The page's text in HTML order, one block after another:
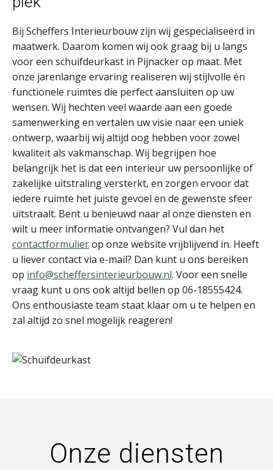
Bij Scheffers Interieurbouw zijn wij gespecialiseerd in
maatwerk. Daarom komen wij ook graag bij u langs
voor een schuifdeurkast in Pijnacker op maat. Met
onze jarenlange ervaring realiseren wij stijlvolle én
functionele ruimtes die perfect aansluiten op uw
wensen. Wij hechten veel waarde aan een goede
samenwerking en vertalen uw visie naar een uniek
ontwerp, waarbij wij altijd oog hebben voor zowel
kwaliteit als vakmanschap. Wij begrijpen hoe
belangrijk het is dat een interieur uw persoonlijke of
zakelijke uitstraling versterkt, en zorgen ervoor dat
iedere ruimte het juiste gevoel en de gewenste sfeer
uitstraalt. Bent u benieuwd naar al onze diensten en
wilt u meer informatie ontvangen? Vul dan het
contactformulierop onze website vrijblijvend in. Heeft
u liever contact via e-mail? Dan kunt u ons bereiken
op info@scheffersinterieurbouw.nl. Voor een snelle
vraag kunt u ons ook altijd bellen op 06-18555424.
Ons enthousiaste team staat klaar om u te helpen en
zal altijd zo snel mogelijk reageren!
Onze diensten